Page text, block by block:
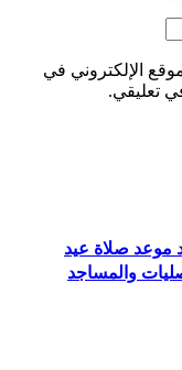
الإلكتروني في
تعليقي.
موعد صلاة عيد
ولائحة المصليات والمساجد